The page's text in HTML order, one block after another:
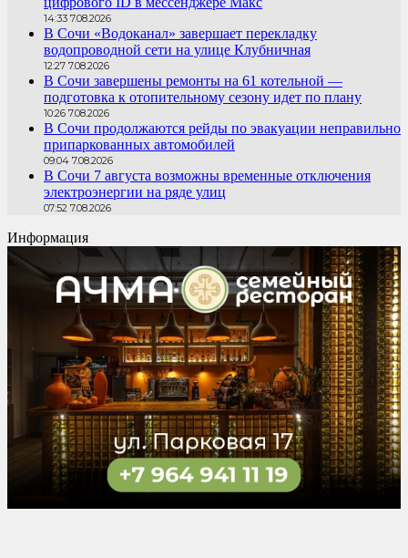
14:33 7.08.2026
В Сочи «Водоканал» завершает перекладку
водопроводной сети на улице Клубничная
12:27 7.08.2026
В Сочи завершены ремонты на 61 котельной —
подготовка к отопительному сезону идет по плану
10:26 7.08.2026
В Сочи продолжаются рейды по эвакуации неправильно
припаркованных автомобилей
09:04 7.08.2026
В Сочи 7 августа возможны временные отключения
электроэнергии на ряде улиц
07:52 7.08.2026
Информация